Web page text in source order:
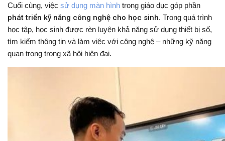
Cuối cùng, việc sử dụng màn hình trong giáo dục góp phần
phát triển kỹ năng công nghệ cho học sinh. Trong quá trình
học tập, học sinh được rèn luyện khả năng sử dụng thiết bị số,
tìm kiếm thông tin và làm việc với công nghệ – những kỹ năng
quan trọng trong xã hội hiện đại.